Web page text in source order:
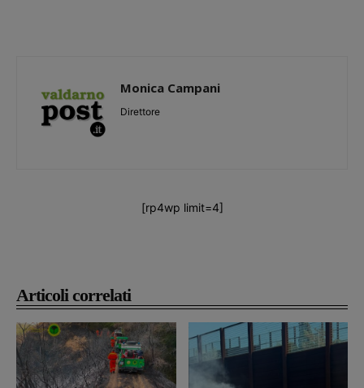
Articoli correlati
Monica Campani
Direttore
[rp4wp limit=4]